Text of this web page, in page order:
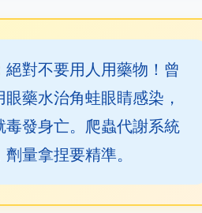
絕對不要用人用藥物！曾
藥水治角蛙眼睛感染，
毒發身亡。爬蟲代謝系統
量拿捏要精準。